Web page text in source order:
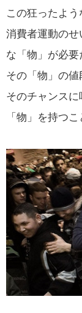
この狂ったよう
消費者運動の
な「物」が必
その「物」の
そのチャンス
「物」を持つ